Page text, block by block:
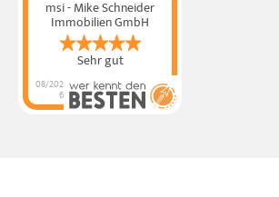
msi - Mike Schneider
Immobilien GmbH
Sehr gut
08/202
6 msi - Mike Schneider
Immobilien GmbHhat